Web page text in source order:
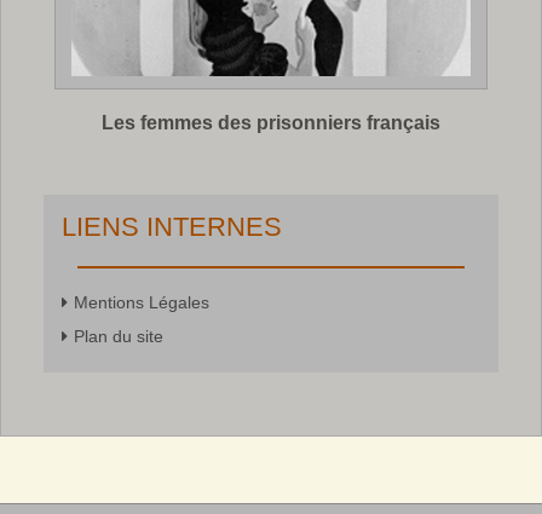
Les femmes des prisonniers français
LIENS INTERNES
Mentions Légales
Plan du site